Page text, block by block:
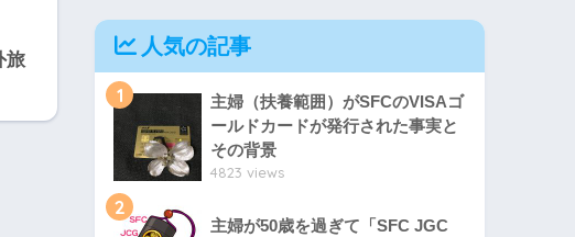
旅
人気の記事
1
主婦（扶養範囲）がSFCのVISAゴ
ールドカードが発行された事実と
その背景
4823 views
2
主婦が50歳を過ぎて「SFC JGC